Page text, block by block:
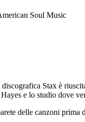
Soul Music
Stax è
e lo studio dove
delle canzoni